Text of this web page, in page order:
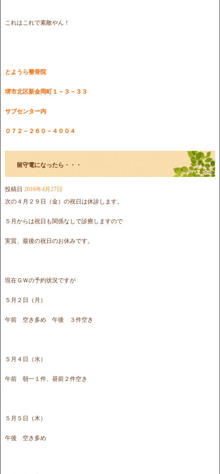
これはこれで素敵やん！
とようら整骨院
堺市北区新金岡町１－３－３３
サブセンター内
０７２－２６０－４００４
留守電になったら・・・
投稿日 2016年4月27日
次の４月２９日（金）の祝日は休診します。
５月からは祝日も関係なしで診療しますので
実質、最後の祝日のお休みです。
現在ＧＷの予約状況ですが
５月２日（月）
午前 空き多め 午後 ３件空き
５月４日（水）
午前 朝一１件、昼前２件空き
５月５日（木）
午後 空き多め